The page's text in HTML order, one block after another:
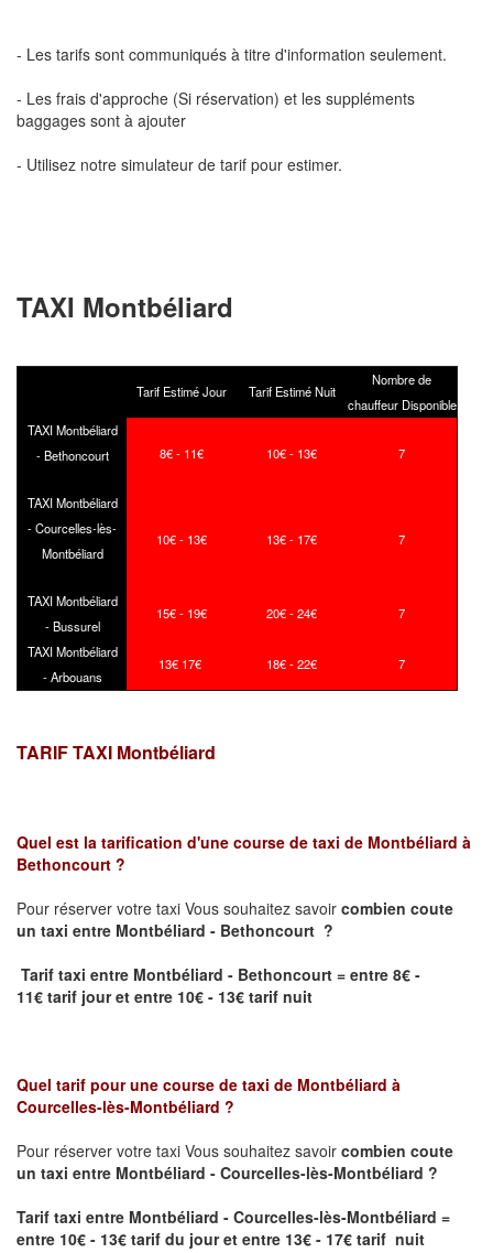
- Les tarifs sont communiqués à titre d'information seulement.
- Les frais d'approche (Si réservation) et les suppléments
baggages sont à ajouter
- Utilisez notre simulateur de tarif pour estimer.
TAXI Montbéliard
Tarif Estimé Jour Tarif Estimé Nuit
Nombre de
chauffeur Disponible
TAXI Montbéliard
- Bethoncourt
8€ - 11€ 10€ - 13€ 7
TAXI Montbéliard
- Courcelles-lès-
Montbéliard
10€ - 13€ 13€ - 17€ 7
TAXI Montbéliard
- Bussurel
15€ - 19€ 20€ - 24€ 7
TAXI Montbéliard
- Arbouans
13€ 17€ 18€ - 22€ 7
TARIF TAXI Montbéliard
Quel est la tarification d'une course de taxi de Montbéliard à
Bethoncourt ?
Pour réserver votre taxi Vous souhaitez savoir combien coute
un taxi entre Montbéliard - Bethoncourt ?
Tarif taxi entre Montbéliard - Bethoncourt = entre 8€ -
11€ tarif jour et entre 10€ - 13€ tarif nuit
Quel tarif pour une course de taxi de Montbéliard à
Courcelles-lès-Montbéliard ?
Pour réserver votre taxi Vous souhaitez savoir combien coute
un taxi entre Montbéliard - Courcelles-lès-Montbéliard ?
Tarif taxi entre Montbéliard - Courcelles-lès-Montbéliard =
entre 10€ - 13€ tarif du jour et entre 13€ - 17€ tarif nuit